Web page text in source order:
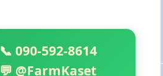
📞 090-592-8614
💬 @FarmKaset